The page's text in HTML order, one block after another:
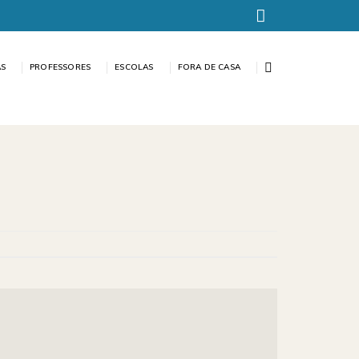
PROFESSORES ESCOLAS FORA DE CASA